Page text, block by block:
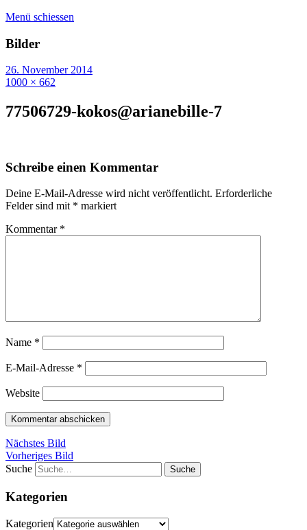
Menü schiessen
Bilder
26. November 2014
1000 × 662
77506729-kokos@arianebille-7
Schreibe einen Kommentar
Deine E-Mail-Adresse wird nicht veröffentlicht. Erforderliche
Felder sind mit * markiert
Kommentar *
Name *
E-Mail-Adresse *
Website
Nächstes Bild
Vorheriges Bild
Suche
Kategorien
Kategorien